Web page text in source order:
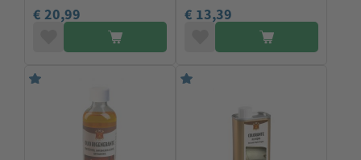
€ 20,99 € 13,39